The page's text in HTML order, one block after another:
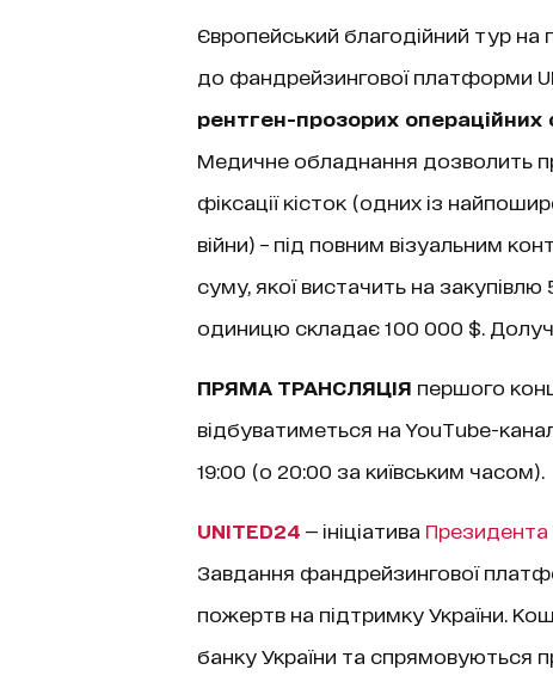
Європейський благодійний тур на
до фандрейзингової платформи
рентген-прозорих операційних
Медичне обладнання дозволить
фіксації кісток (одних із
війни) – під повним візуальним
суму, якої вистачить на закупівлю
одиницю складає 100 000 $.
ПРЯМА ТРАНСЛЯЦІЯ першого
відбуватиметься на YouTube-
19:00 (о 20:00 за київським часом).
UNITED24 — ініціатива Президента
Завдання фандрейзингової
пожертв на підтримку України.
банку України та спрямовуються